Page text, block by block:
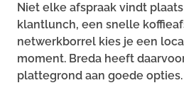
Niet elke afspraak vindt
klantlunch, een snelle
netwerkborrel kies je een
moment. Breda heeft
plattegrond aan goede opties.